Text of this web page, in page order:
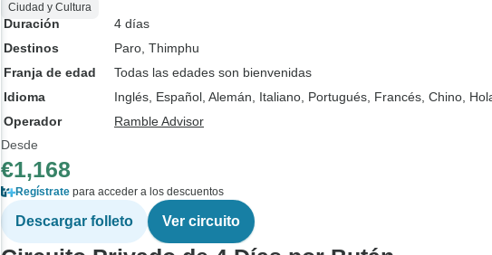
Ciudad y Cultura
Duración
4 días
Destinos
Paro , Thimphu
Franja de edad
Todas las edades son bienvenidas
Idioma
Inglés, Español, Alemán, Italiano, Portugués, Francés, Chino,
Operador
Ramble Advisor
Desde
€1,168
Regístrate para acceder a los descuentos
Descargar folleto Ver circuito